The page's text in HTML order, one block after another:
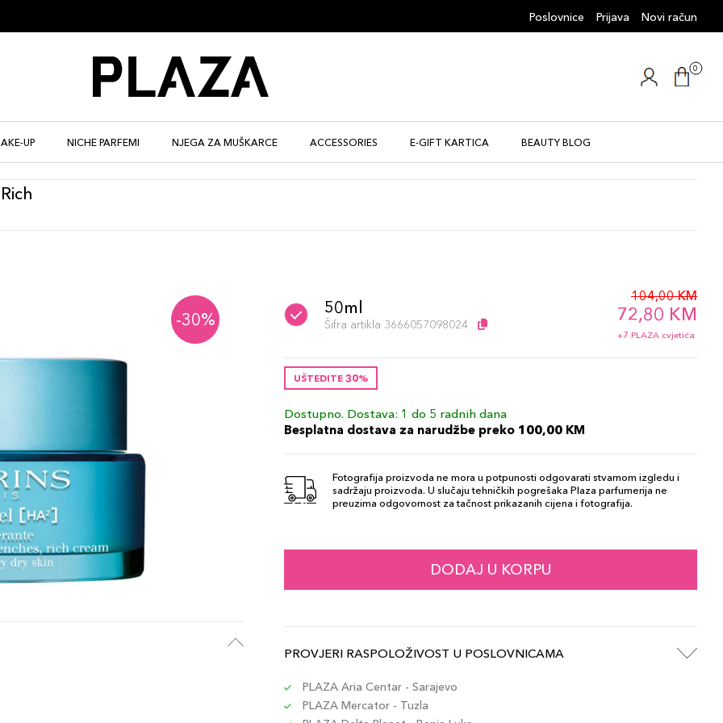
Poslovnice Prijava Novi račun
0
UP NICHE PARFEMI NJEGA ZA MUŠKARCE ACCESSORIES E-GIFT KARTICA BEAUTY BLOG
-30%
50ml
Šifra artikla 3666057098024
104,00 KM
72,80 KM
+7 PLAZA cvjetića
UŠTEDITE 30%
Dostupno. Dostava: 1 do 5 radnih dana
Besplatna dostava za narudžbe preko 100,00 KM
Fotografija proizvoda ne mora u potpunosti odgovarati stvarnom izgledu i
sadržaju proizvoda. U slučaju tehničkih pogrešaka Plaza parfumerija ne
preuzima odgovornost za tačnost prikazanih cijena i fotografija.
DODAJ U KORPU
PROVJERI RASPOLOŽIVOST U POSLOVNICAMA
PLAZA Aria Centar - Sarajevo
PLAZA Mercator - Tuzla